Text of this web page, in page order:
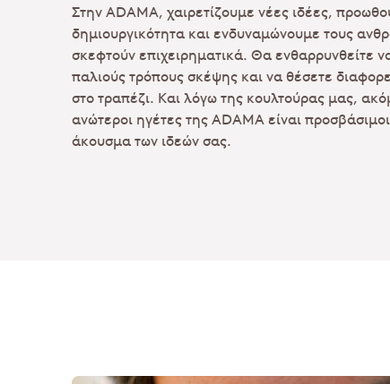
Στην ADAMA, χαιρετίζουμε νέες ιδέες,
δημιουργικότητα και ενδυναμώνουμε τους
σκεφτούν επιχειρηματικά. Θα ενθαρρυνθείτε
παλιούς τρόπους σκέψης και να θέσετε
στο τραπέζι. Και λόγω της κουλτούρας μας,
ανώτεροι ηγέτες της ADAMA είναι προσβάσιμοι
άκουσμα των ιδεών σας.